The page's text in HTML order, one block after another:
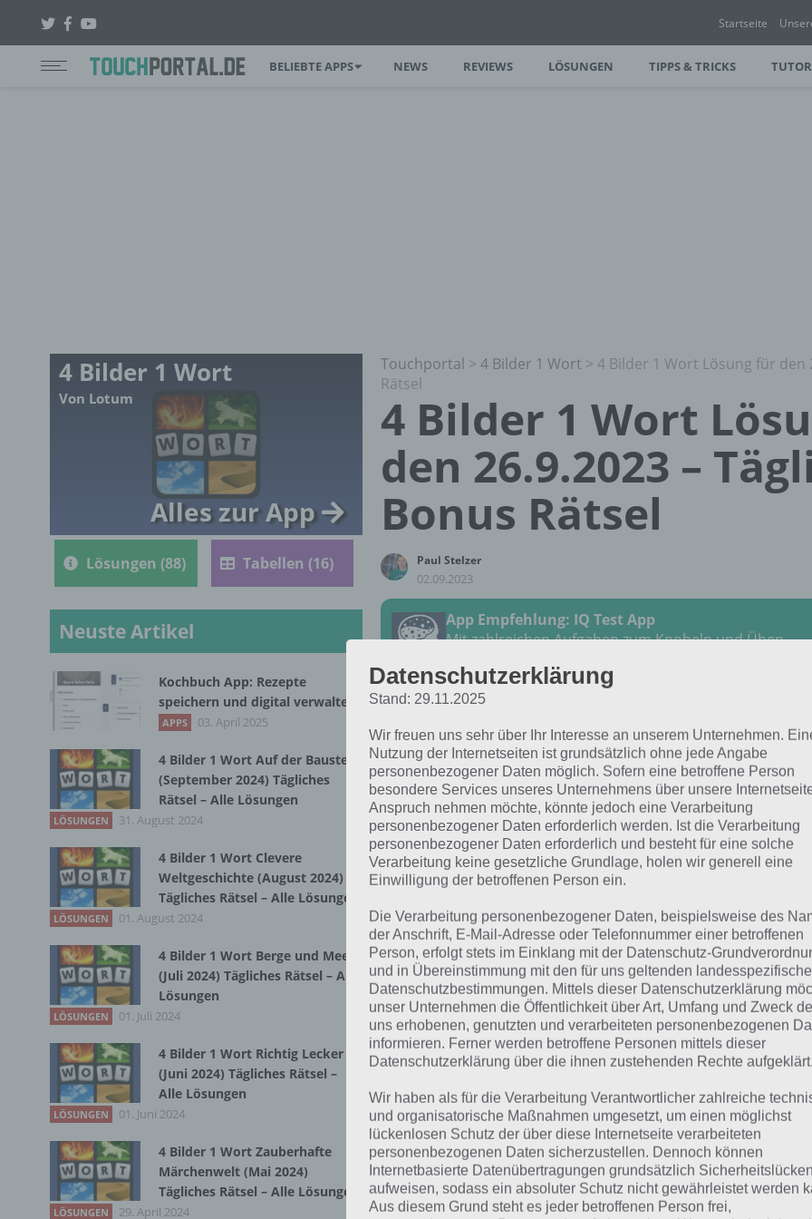
Startseite
BELIEBTE APPS NEWS REVIEWS LÖSUNGEN TIPPS & TRICKS
Touchportal > 4 Bilder 1 Wort > 4 Bilder 1 Wort Lösung für den
Rätsel
4 Bilder 1 Wort
den 26.9.2023 –
Bonus Rätsel
Paul Stelzer
02.09.2023
App Empfehlung: IQ Test App
Mit zahlreichen Aufgaben zum Knobeln und Üben
Rätsel vom 26.9.2023
September 2023 in 4 Bilder 1 Wort. Wenn du dort aktuell
für dich:
POSIEREN
Bei dieser Lösung handelt es sich um das tägliche Bonus
wir noch die Links beispielsweise zum täglichen Rätsel und
Tägliches Rätsel:Zur Lösung vom 26.9.2023
Rätsel aus dem Jahr 2022:Schau mal, was vor einem Jahr,
Lösung gesucht war
Zur Übersicht:4 Bilder 1 Wort Lösungen zu Total im Trend
4 Bilder 1 Wort
Von Lotum
Alles zur App
Lösungen (88) Tabellen (16)
Neuste Artikel
Kochbuch App: Rezepte
speichern und digital verwalten
APPS 03. April 2025
4 Bilder 1 Wort Auf der Baustelle
(September 2024) Tägliches
Rätsel – Alle Lösungen
LÖSUNGEN 31. August 2024
4 Bilder 1 Wort Clevere
Weltgeschichte (August 2024)
Tägliches Rätsel – Alle Lösungen
LÖSUNGEN 01. August 2024
4 Bilder 1 Wort Berge und Meer
(Juli 2024) Tägliches Rätsel – Alle
Lösungen
LÖSUNGEN 01. Juli 2024
4 Bilder 1 Wort Richtig Lecker
(Juni 2024) Tägliches Rätsel –
Alle Lösungen
LÖSUNGEN 01. Juni 2024
4 Bilder 1 Wort Zauberhafte
Märchenwelt (Mai 2024)
Tägliches Rätsel – Alle Lösungen
LÖSUNGEN 29. April 2024
Datenschutzerklärung
Stand: 29.11.2025
Wir freuen uns sehr über Ihr Interesse an unserem Unternehmen.
Nutzung der Internetseiten ist grundsätzlich ohne jede Angabe
personenbezogener Daten möglich. Sofern eine betroffene Person
besondere Services unseres Unternehmens über unsere
Anspruch nehmen möchte, könnte jedoch eine Verarbeitung
personenbezogener Daten erforderlich werden. Ist die Verarbeitung
personenbezogener Daten erforderlich und besteht für eine solche
Verarbeitung keine gesetzliche Grundlage, holen wir generell eine
Einwilligung der betroffenen Person ein.
Die Verarbeitung personenbezogener Daten, beispielsweise des
der Anschrift, E-Mail-Adresse oder Telefonnummer einer betroffenen
Person, erfolgt stets im Einklang mit der Datenschutz-
und in Übereinstimmung mit den für uns geltenden
Datenschutzbestimmungen. Mittels dieser Datenschutzerklärung
unser Unternehmen die Öffentlichkeit über Art, Umfang und Zweck
uns erhobenen, genutzten und verarbeiteten personenbezogenen
informieren. Ferner werden betroffene Personen mittels dieser
Datenschutzerklärung über die ihnen zustehenden Rechte aufgeklärt.
Wir haben als für die Verarbeitung Verantwortlicher zahlreiche
und organisatorische Maßnahmen umgesetzt, um einen möglichst
lückenlosen Schutz der über diese Internetseite verarbeiteten
personenbezogenen Daten sicherzustellen. Dennoch können
Internetbasierte Datenübertragungen grundsätzlich Sicherheitslücken
aufweisen, sodass ein absoluter Schutz nicht gewährleistet werden
Aus diesem Grund steht es jeder betroffenen Person frei,